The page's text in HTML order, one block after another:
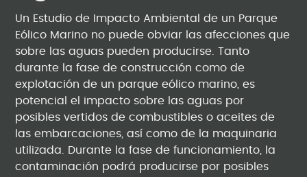
Un Estudio de Impacto Ambiental de un Parque
Eólico Marino no puede obviar las afecciones que
sobre las aguas pueden producirse. Tanto
durante la fase de construcción como de
explotación de un parque eólico marino, es
potencial el impacto sobre las aguas por
posibles vertidos de combustibles o aceites de
las embarcaciones, así como de la maquinaria
utilizada. Durante la fase de funcionamiento, la
contaminación podrá producirse por posibles